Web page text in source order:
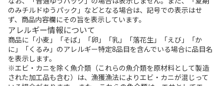
のみチルドゆうパック」などとなる場合は、記号での表示はせ
ず、商品内容欄にその旨を表示しています。
アレルギー情報について
商品に「小麦」「そば」「卵」「乳」「落花生」「えび」「か
に」「くるみ」のアレルギー特定8品目を含んでいる場合に品目名
を表示します。
※エビ・カニを除く魚介類（これらの魚介類を原材料として製造
された加工品も含む）は、漁獲漁法によりエビ・カニが混じって